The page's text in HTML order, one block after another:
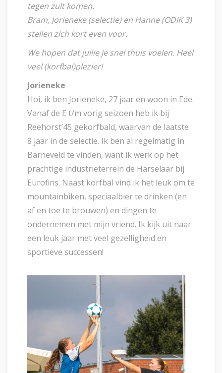
tegen zult komen.
Bram, Jorieneke (selectie) en Hanne (ODIK 3)
stellen zich kort even voor.
We hopen dat jullie je snel thuis voelen. Heel
veel (korfbal)plezier!
Jorieneke
Hoi, ik ben Jorieneke, 27 jaar en woon in Ede.
Vanaf de E t/m vorig seizoen heb ik bij
Reehorst’45 gekorfbald, waarvan de laatste
8 jaar in de selectie. Ik ben al regelmatig in
Barneveld te vinden, want ik werk op het
prachtige industrieterrein de Harselaar bij
Eurofins. Naast korfbal vind ik het leuk om te
mountainbiken, speciaalbier te drinken (en
af en toe te brouwen) en dingen te
ondernemen met mijn vriend. Ik kijk uit naar
een leuk jaar met veel gezelligheid en
sportieve successen!